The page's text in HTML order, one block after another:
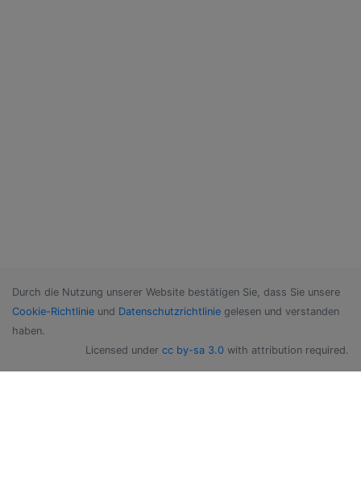
Durch die Nutzung unserer Website bestätigen Sie, dass Sie unsere
Cookie-Richtlinie und Datenschutzrichtlinie gelesen und verstanden
haben.
Licensed under cc by-sa 3.0 with attribution required.